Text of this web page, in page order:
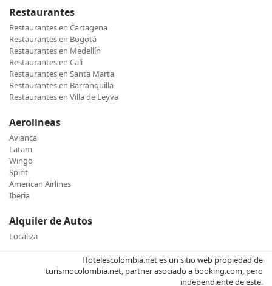
Restaurantes
Restaurantes en Cartagena
Restaurantes en Bogotá
Restaurantes en Medellín
Restaurantes en Cali
Restaurantes en Santa Marta
Restaurantes en Barranquilla
Restaurantes en Villa de Leyva
Aerolineas
Avianca
Latam
Wingo
Spirit
American Airlines
Iberia
Alquiler de Autos
Localiza
Hotelescolombia.net es un sitio web propiedad de
turismocolombia.net, partner asociado a booking.com, pero
independiente de este.